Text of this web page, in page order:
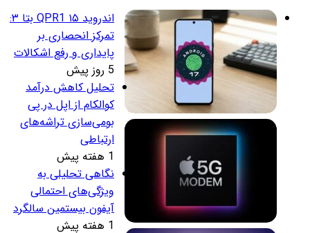
اندروید ۱۵ QPR1 بتا ۳:
تمرکز انحصاری بر
پایداری و رفع اشکالات
تحلیل کاهش درآمد
کوالکام از اپل در پی
بومی‌سازی تراشه‌های
ارتباطی
نگاهی تحلیلی به
ویژگی‌های احتمالی
آیفون بیستمین سالگرد